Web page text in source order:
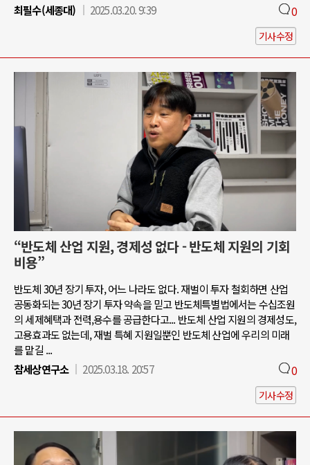
최필수(세종대)
2025.03.20. 9:39 0
기사수정
“반도체 산업 지원, 경제성 없다 - 반도체 지원의 기회
비용”
반도체 30년 장기 투자, 어느 나라도 없다. 재벌이 투자 철회하면 산업
공동화되는 30년 장기 투자 약속을 믿고 반도체특별법에서는 수십조원
의 세제혜택과 전력,용수를 공급한다고... 반도체 산업 지원의 경제성도,
고용효과도 없는데, 재벌 특혜 지원일뿐인 반도체 산업에 우리의 미래
를 맡길 ...
참세상연구소
2025.03.18. 20:57 0
기사수정